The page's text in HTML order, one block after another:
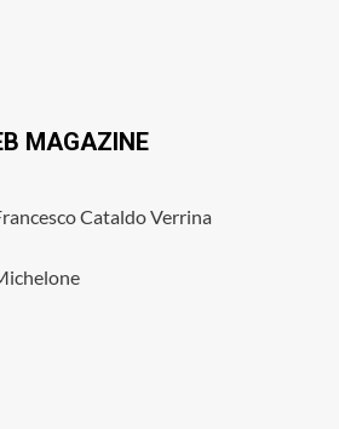
MAGAZINE
Cataldo Verrina